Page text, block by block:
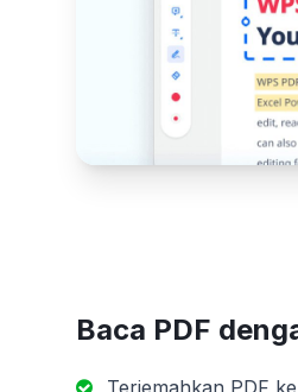
Baca PDF
Terjemahkan PDF